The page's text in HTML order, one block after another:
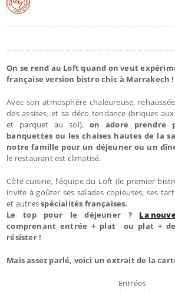
On se rend au Loft quand on veut
française version bistro chic à Marrakech !
Avec son atmosphère chaleureuse,
des assises, et sa déco tendance (briques
et parquet au sol), on adore prendre
banquettes ou les chaises hautes de la
notre famille pour un déjeuner ou un
le restaurant est climatisé.
Côté cuisine, l’équipe du Loft (le premier
invite à goûter ses salades copieuses, ses
et autresspécialités françaises.
Le top pour le déjeuner ? La
comprenant entrée + plat ou plat +
résister !
Mais assez parlé, voici un extrait de la
Entrées